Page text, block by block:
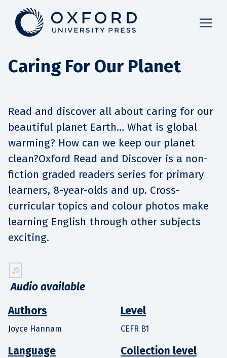
Caring For Our Planet
Read and discover all about caring for our
beautiful planet Earth… What is global
warming? How can we keep our planet
clean?Oxford Read and Discover is a non-
fiction graded readers series for primary
learners, 8-year-olds and up. Cross-
curricular topics and colour photos make
learning English through other subjects
exciting.
Audio available
Authors
Joyce Hannam
Language
Level
CEFR B1
Collection level